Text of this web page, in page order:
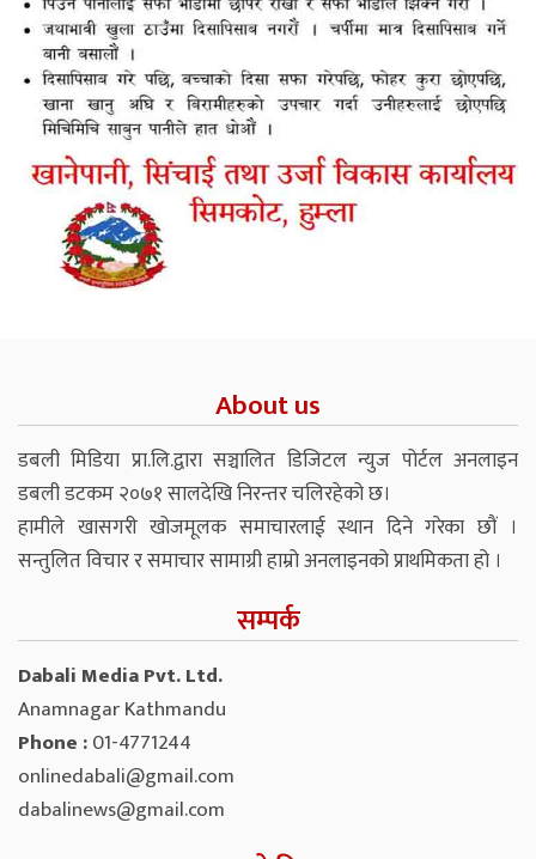
About us
डबली मिडिया प्रा.लि.द्वारा सञ्चालित डिजिटल न्युज पोर्टल अनलाइन
डबली डटकम २०७१ सालदेखि निरन्तर चलिरहेको छ।
हामीले खासगरी खोजमूलक समाचारलाई स्थान दिने गरेका छौं ।
सन्तुलित विचार र समाचार सामाग्री हाम्रो अनलाइनको प्राथमिकता हो ।
सम्पर्क
Dabali Media Pvt. Ltd.
Anamnagar Kathmandu
Phone :01-4771244
onlinedabali@gmail.com
dabalinews@gmail.com